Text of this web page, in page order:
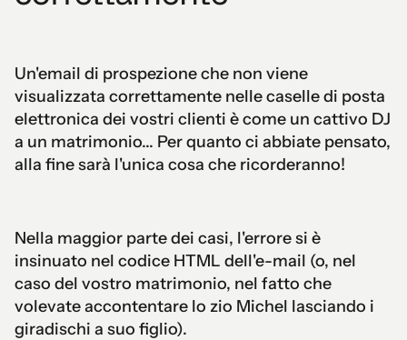
Un'email di prospezione che non viene
visualizzata correttamente nelle caselle di posta
elettronica dei vostri clienti è come un cattivo DJ
a un matrimonio... Per quanto ci abbiate pensato,
alla fine sarà l'unica cosa che ricorderanno!
Nella maggior parte dei casi, l'errore si è
insinuato nel codice HTML dell'e-mail (o, nel
caso del vostro matrimonio, nel fatto che
volevate accontentare lo zio Michel lasciando i
giradischi a suo figlio).